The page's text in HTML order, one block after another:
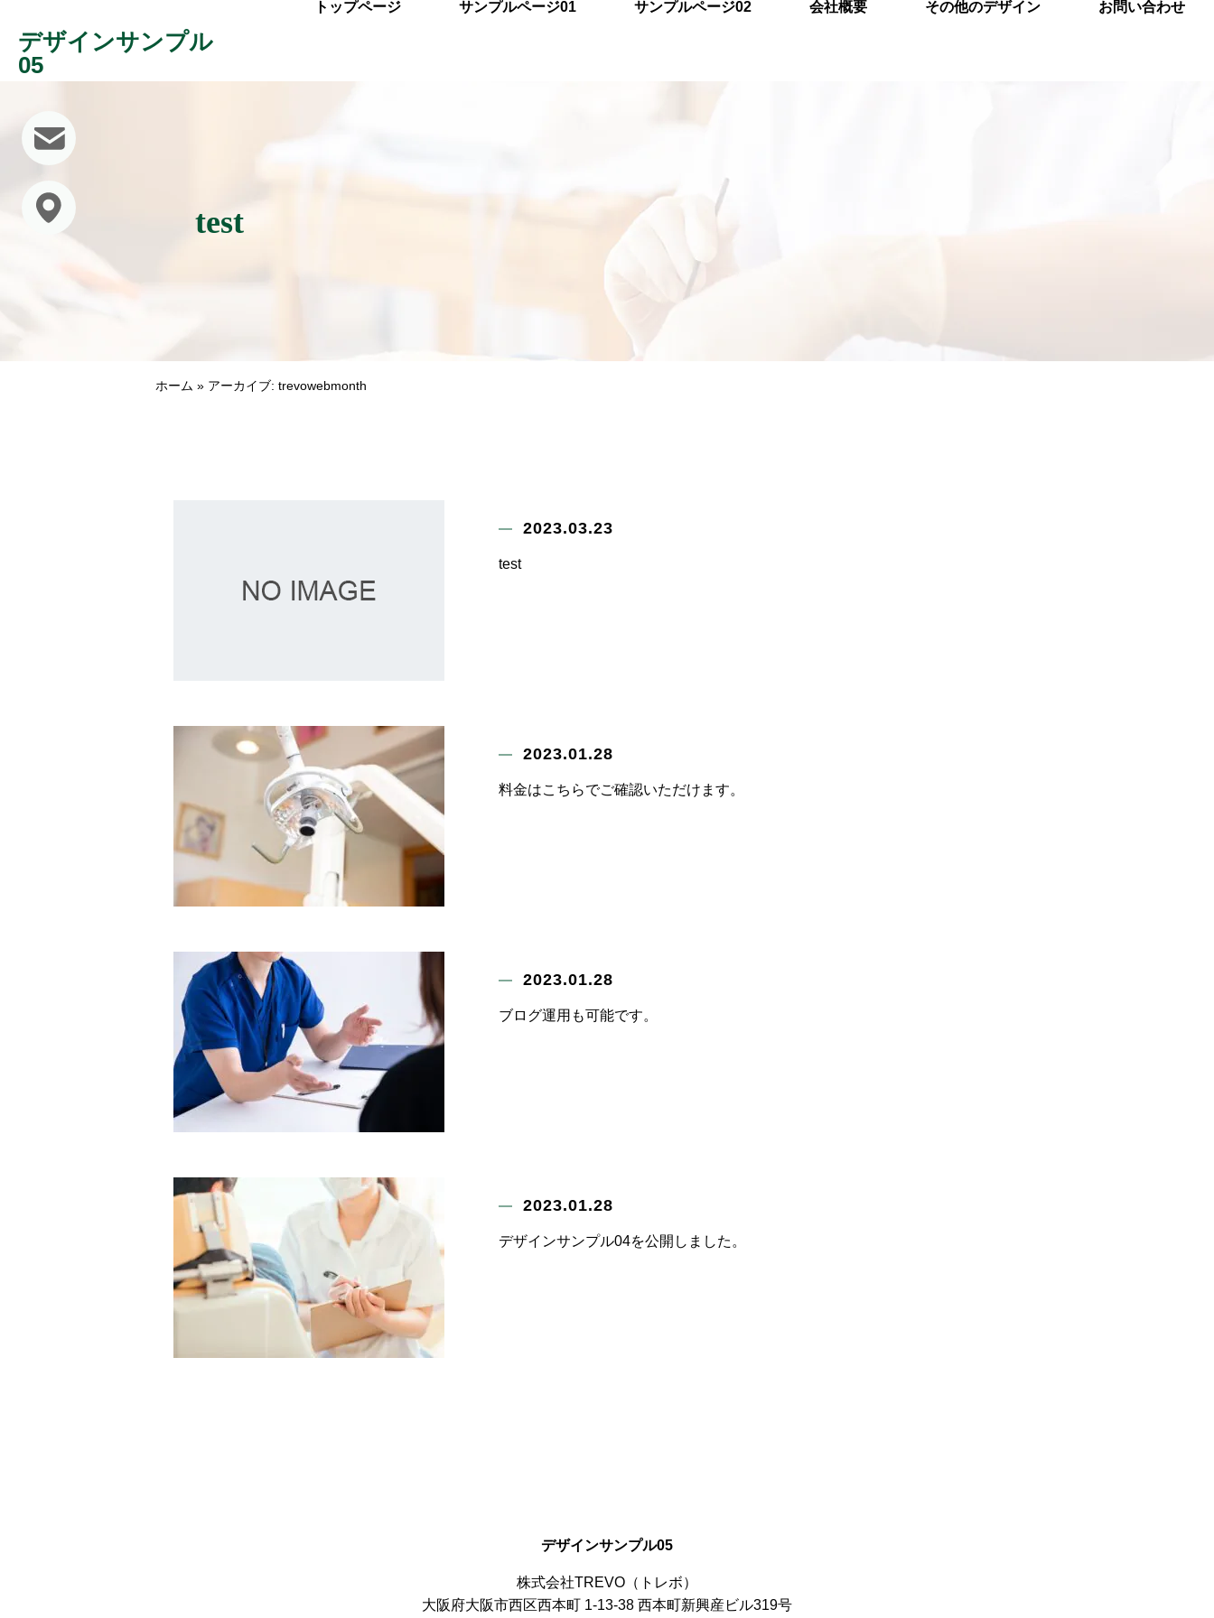
デザインサンプル
05
トップページ サンプルページ01 サンプルページ02 会社概要 その他のデザイン お問い合わせ
test
ホーム » アーカイブ: trevowebmonth
2023.03.23
test
2023.01.28
料金はこちらでご確認いただけます。
2023.01.28
ブログ運用も可能です。
2023.01.28
デザインサンプル04を公開しました。
デザインサンプル05
株式会社TREVO（トレボ）
大阪府大阪市西区西本町 1-13-38 西本町新興産ビル319号